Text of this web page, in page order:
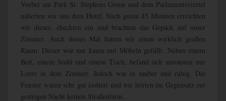
Vorbei am Park St. Stephens Green und dem Parlamentsviertel
näherten wir uns dem Hotel. Nach guten 45 Minuten erreichten
wir dieses, checkten ein und brachten das Gepäck auf unser
Zimmer. Auch dieses Mal hatten wir einen wirklich großen
Raum. Dieser war nur kaum mit Möbeln gefüllt. Neben einem
Bett, einem Stuhl und einem Tisch, befand sich ansonsten nur
Leere in dem Zimmer. Jedoch war es sauber und ruhig. Die
Fenster waren sehr gut isoliert und wir hörten im Gegensatz zur
gestrigen Nacht keinen Straßenlärm.